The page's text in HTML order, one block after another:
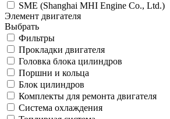
SME (Shanghai MHI Engine Co., Ltd.)
Элемент двигателя
Выбрать
Фильтры
Прокладки двигателя
Головка блока цилиндров
Поршни и кольца
Блок цилиндров
Комплекты для ремонта двигателя
Система охлаждения